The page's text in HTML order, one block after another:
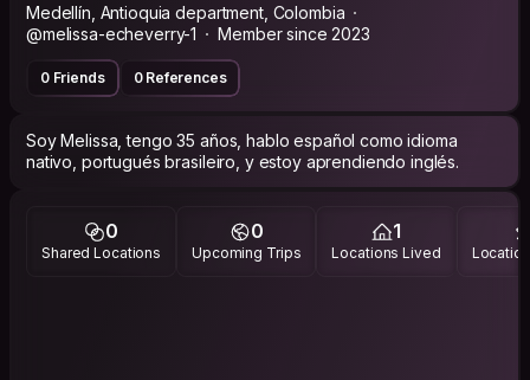
Medellín, Antioquia department, Colombia
@melissa-echeverry-1
Member since 2023
0 Friends 0 References
Soy Melissa, tengo 35 años, hablo español como idioma
nativo, portugués brasileiro, y estoy aprendiendo inglés.
0
Shared Locations
0
Upcoming Trips
1
Locations Lived